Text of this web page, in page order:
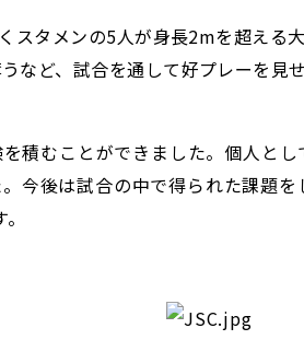
タメンの5人が身長2mを超える
など、試合を通して好プレーを見
積むことができました。個人と
今後は試合の中で得られた課題